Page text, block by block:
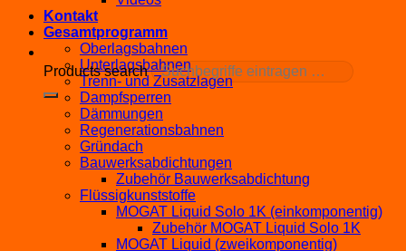
Products search
Kontakt
Gesamtprogramm
Oberlagsbahnen
Unterlagsbahnen
Trenn- und Zusatzlagen
Dampfsperren
Dämmungen
Regenerationsbahnen
Gründach
Bauwerksabdichtungen
Zubehör Bauwerksabdichtung
Flüssigkunststoffe
MOGAT Liquid Solo 1K (einkomponentig)
Zubehör MOGAT Liquid Solo 1K
MOGAT Liquid (zweikomponentig)